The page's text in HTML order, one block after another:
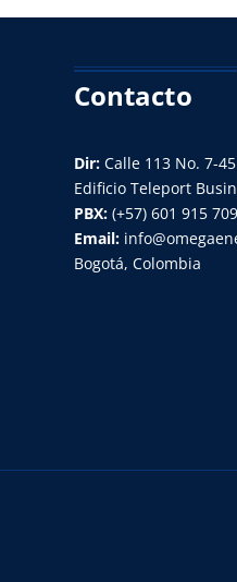
Contacto
Dir:Calle 113 No. 7-
Edificio Teleport
PBX:(+57) 601 915
Email:
Bogotá, Colombia